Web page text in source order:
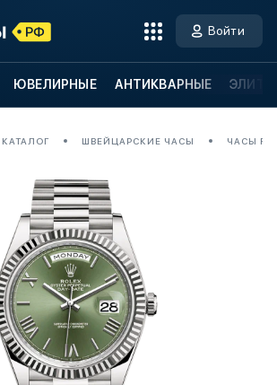
Войти
ЮВЕЛИРНЫЕ АНТИКВАРНЫЕ
КАТАЛОГ ШВЕЙЦАРСКИЕ ЧАСЫ ЧАСЫ